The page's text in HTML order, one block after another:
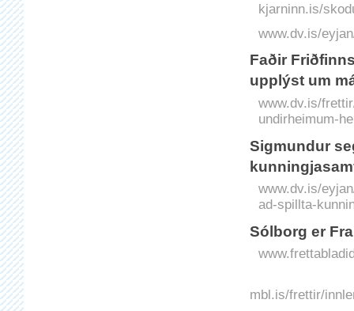
kjarninn.is/
www.dv.is/
Faðir
upplýst um
www.dv.is/
undirheimum-
Sigmundur
www.dv.is/
ad-spillta-
Sól­borg er
mbl.is/frettir/